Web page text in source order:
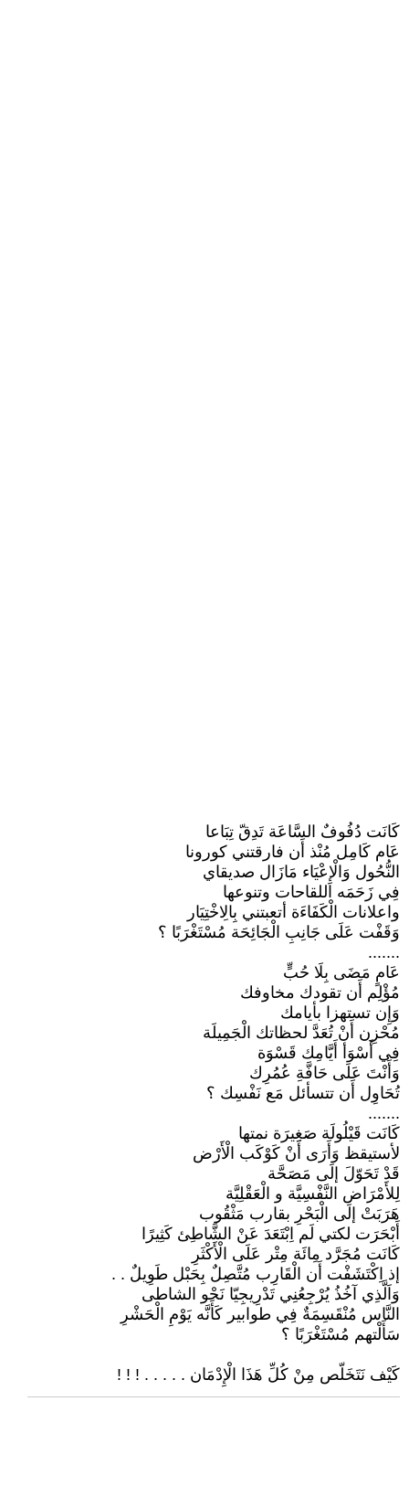
كَانَت دُفُوفٌ السَّاعَة تَدِقّ تِبَاعا
عَام كَامِل مُنْذ أَن فارقتني كورونا
النُّحُول وَالْإِعْيَاء مَازَال صديقاي
فِي زَحَمَه اللقاحات وتنوعها
واعلانات الْكَفَاءَة أتعبتني بِالِاخْتِيَار
وَقَفْت عَلَى جَانِبِ الْجَائِحَة مُسْتَغْرَبًا ؟
.......
عَامٍ مَضَى بِلَا حُبٍّ
مُؤْلِم أَن تقودك مخاوفك
وَإِن تستهزا بأيامك
مُحْزِن أَنْ تُعَدَّ لحظاتك الْجَمِيلَة
فِي أَسْوَأ أَيَّامِك قَسْوَة
وَأَنْتَ عَلَى حَافَّةِ عُمُرِك
تُحَاوِل أَن تتسأئل مَع نَفْسِك ؟
.......
كَانَت قَيْلُولَة صَغِيرَة نمتها
لأستيقظ وَأَرَى أَنْ كَوْكَب الْأَرْض
قَدْ تَحَوّلَ إلَى مَصَحَّة
لِلأَمْرَاض النَّفْسِيَّة و الْعَقْلِيَّة
هَرَبَتْ إلَى الْبَحْرِ بقارب مَثْقُوب
أَبْحَرَت لكتي لَم اِبْتَعَدَ عَنْ الشَّاطِئ كَثِيرًا
كَانَت مُجَرَّد مِائَة مِتْر عَلَى الْأَكْثَرِ
إذ اِكْتَشَفْت أَن الْقَارِب مُتَّصِلٌ بِحَبْل طَوِيلٌ . .
وَاَلَّذِي آخُذُ يُرْجِعُنِي تَدْرِيجِيّا نَحْو الشاطى
النَّاس مُنْقَسِمَةٌ فِي طوابير كَأَنَّه يَوْمِ الْحَشْرِ
سَأَلْتهم مُسْتَغْرَبًا ؟
كَيْف نَتَخَلّص مِنْ كُلِّ هَذَا الْإِدْمَان . . . . . ! ! !